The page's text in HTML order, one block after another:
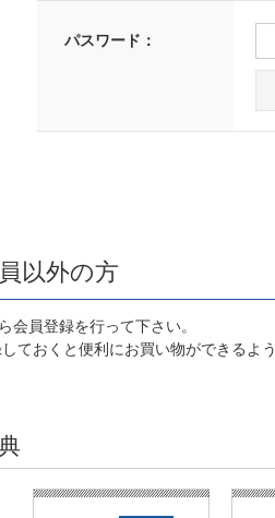
パスワード：
以外の方
会員登録を行って下さい。
ておくと便利にお買い物ができるよ